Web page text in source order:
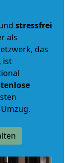
stressfrei
als
das
ist